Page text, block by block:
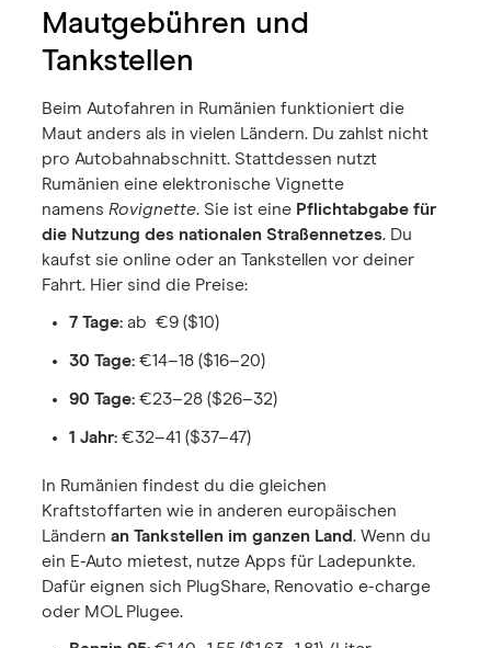
Mautgebühren und
Tankstellen
Beim Autofahren in Rumänien funktioniert die
Maut anders als in vielen Ländern. Du zahlst nicht
pro Autobahnabschnitt. Stattdessen nutzt
Rumänien eine elektronische Vignette
namensRovignette. Sie ist eine Pflichtabgabe für
die Nutzung des nationalen Straßennetzes. Du
kaufst sie online oder an Tankstellen vor deiner
Fahrt. Hier sind die Preise:
7 Tage: ab €9 ($10)
30 Tage: €14–18 ($16–20)
90 Tage: €23–28 ($26–32)
1 Jahr: €32–41 ($37–47)
In Rumänien findest du die gleichen
Kraftstoffarten wie in anderen europäischen
Ländernan Tankstellen im ganzen Land. Wenn du
ein E-Auto mietest, nutze Apps für Ladepunkte.
Dafür eignen sich PlugShare, Renovatio e-charge
oder MOL Plugee.